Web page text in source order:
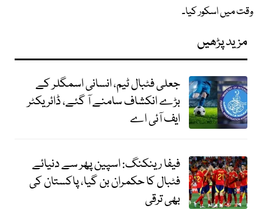
وقت میں اسکور کیا۔
مزید پڑھیں
جعلی فٹبال ٹیم، انسانی اسمگلر کے
بڑے انکشاف سامنے آ گئے، ڈائریکٹر
ایف آئی اے
فیفا رینکنگ: اسپین پھر سے دنیائے
فٹبال کا حکمران بن گیا، پاکستان کی
بھی ترقی